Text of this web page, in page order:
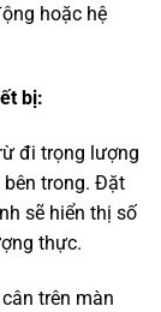
hoặc hệ
bị:
đi trọng lượng
trong. Đặt
sẽ hiển thị số
thực.
trên màn